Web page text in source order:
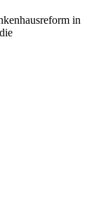
in